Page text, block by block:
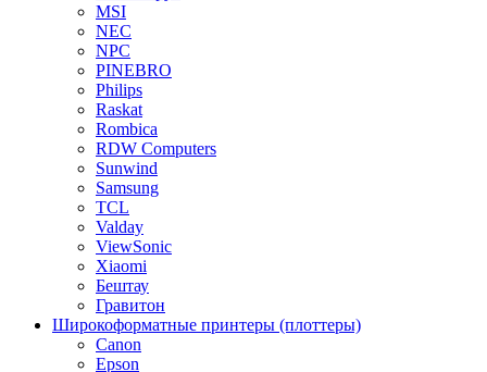
MSI
NEC
NPC
PINEBRO
Philips
Raskat
Rombica
RDW Computers
Sunwind
Samsung
TCL
Valday
ViewSonic
Xiaomi
Бештау
Гравитон
Широкоформатные принтеры (плоттеры)
Canon
Epson